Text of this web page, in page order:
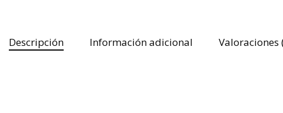
Descripción Información adicional Valoraciones